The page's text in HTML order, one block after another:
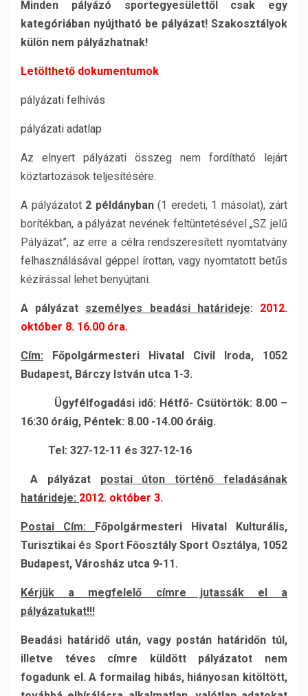
Minden pályázó sportegyesülettől csak egy
kategóriában nyújtható be pályázat! Szakosztályok
külön nem pályázhatnak!
Letölthető dokumentumok
pályázati felhívás
pályázati adatlap
Az elnyert pályázati összeg nem fordítható lejárt
köztartozások teljesítésére.
A pályázatot 2 példányban(1 eredeti, 1 másolat), zárt
borítékban, a pályázat nevének feltüntetésével „SZ jelű
Pályázat”, az erre a célra rendszeresített nyomtatvány
felhasználásával géppel írottan, vagy nyomtatott betűs
kézírással lehet benyújtani.
A pályázat személyes beadási határideje: 2012.
október 8. 16.00 óra.
Cím: Főpolgármesteri Hivatal Civil Iroda, 1052
Budapest, Bárczy István utca 1-3.
Ügyfélfogadási idő: Hétfő- Csütörtök: 8.00 –
16:30 óráig, Péntek: 8.00 -14.00 óráig.
Tel: 327-12-11 és 327-12-16
A pályázat postai úton történő feladásának
határideje: 2012. október 3.
Postai Cím:
Főpolgármesteri Hivatal Kulturális,
Turisztikai és Sport Főosztály Sport Osztálya, 1052
Budapest, Városház utca 9-11.
Kérjük a megfelelő címre jutassák el a
pályázatukat!!!
Beadási határidő után, vagy postán határidőn túl,
illetve téves címre küldött pályázatot nem
fogadunk el. A formailag hibás, hiányosan kitöltött,